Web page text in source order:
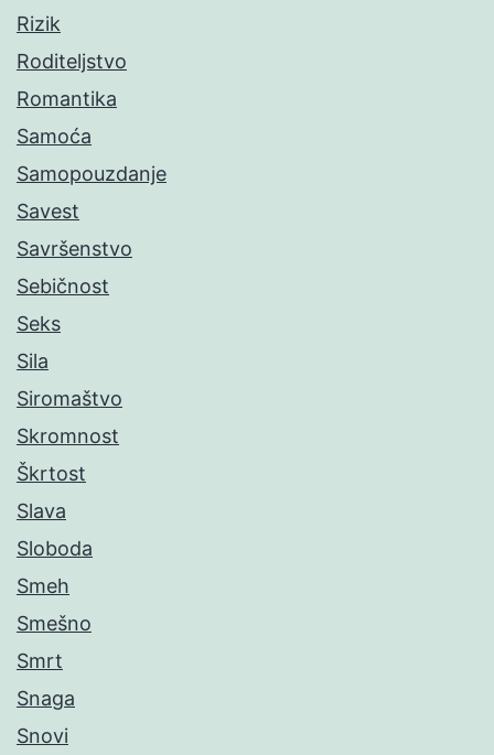
Rizik
Roditeljstvo
Romantika
Samoća
Samopouzdanje
Savest
Savršenstvo
Sebičnost
Seks
Sila
Siromaštvo
Skromnost
Škrtost
Slava
Sloboda
Smeh
Smešno
Smrt
Snaga
Snovi